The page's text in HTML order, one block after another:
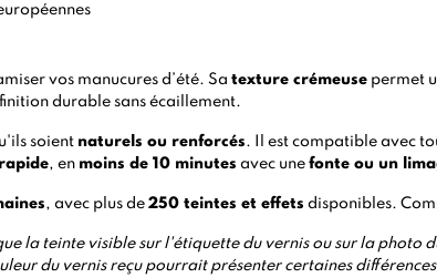
vos manucures d’été. Satexture crémeuse permet
durable sans écaillement.
soient naturels ou renforcés. Il est compatible avec
, en moins de 10 minutes avec unefonte ou un
, avec plus de250 teintes et effets disponibles.
la teinte visible sur l'étiquette du vernis ou sur la photo
du vernis reçu pourrait présenter certaines